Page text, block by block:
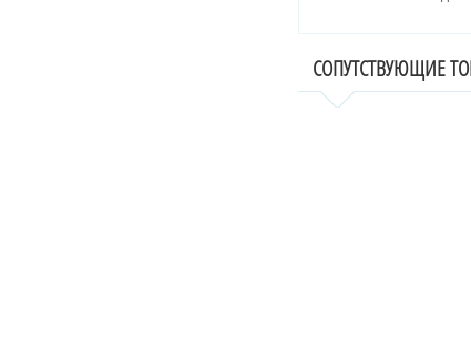
СОПУТСТВУЮЩИЕ